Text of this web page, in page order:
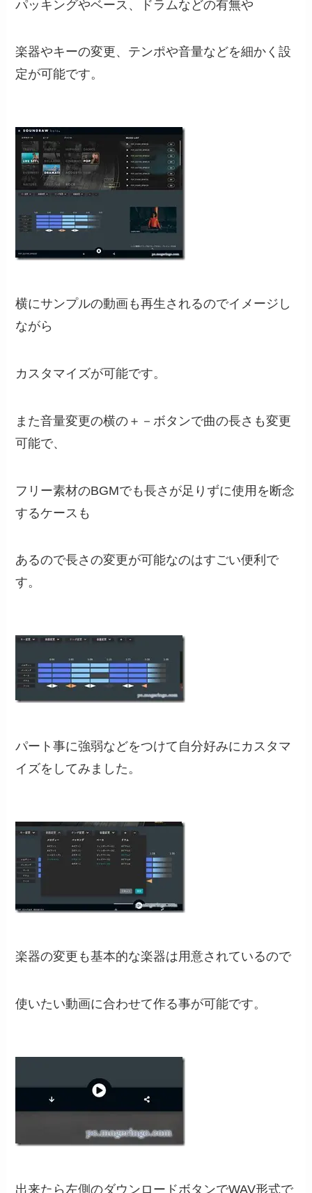
パッキングやベース、ドラムなどの有無や
楽器やキーの変更、テンポや音量などを細かく設
定が可能です。
横にサンプルの動画も再生されるのでイメージし
ながら
カスタマイズが可能です。
また音量変更の横の＋－ボタンで曲の長さも変更
可能で、
フリー素材のBGMでも長さが足りずに使用を断念
するケースも
あるので長さの変更が可能なのはすごい便利で
す。
パート事に強弱などをつけて自分好みにカスタマ
イズをしてみました。
楽器の変更も基本的な楽器は用意されているので
使いたい動画に合わせて作る事が可能です。
出来たら左側のダウンロードボタンでWAV形式で